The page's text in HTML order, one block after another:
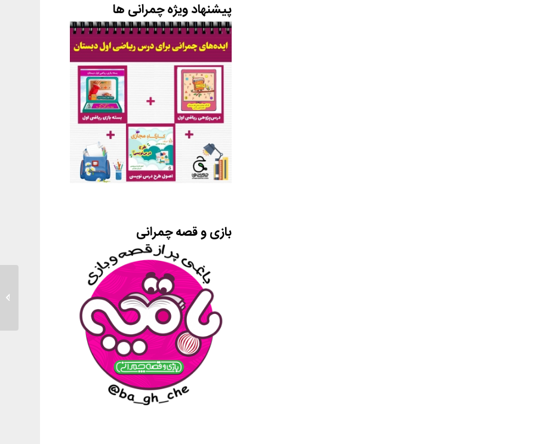
پیشنهاد ویژه چمرانی ها
بازی و قصه چمرانی